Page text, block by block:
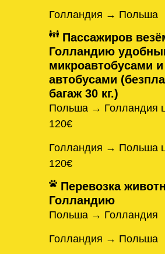
Голландия → Польша
Пассажиров
Голландию
микроавтобусами и
автобусами
багаж 30 кг.)
Польша → Голландия
120€
Голландия → Польша
120€
Перевозка
Голландию
Польша → Голландия
Голландия → Польша